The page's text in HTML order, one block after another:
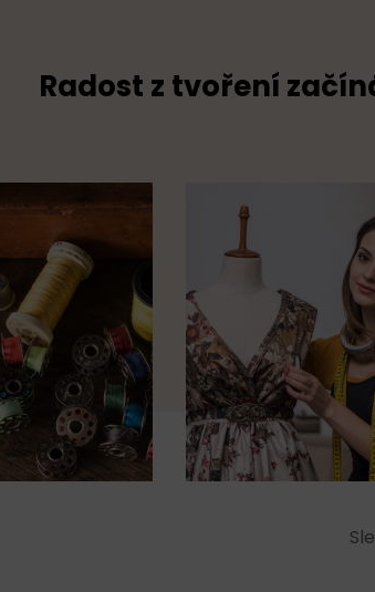
Radost z tvoření